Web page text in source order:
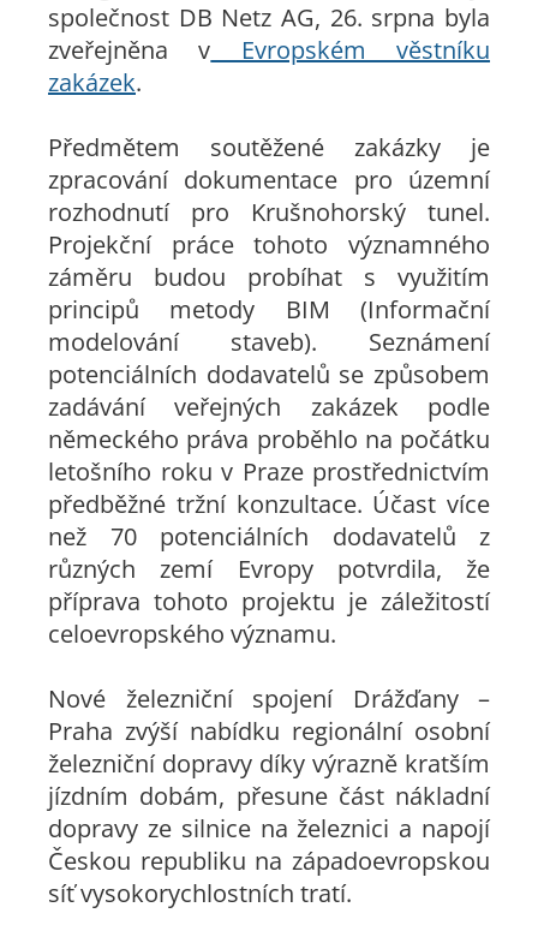
společnost DB Netz AG, 26. srpna byla
zveřejněna v Evropském věstníku
zakázek.
Předmětem soutěžené zakázky je
zpracování dokumentace pro územní
rozhodnutí pro Krušnohorský tunel.
Projekční práce tohoto významného
záměru budou probíhat s využitím
principů metody BIM (Informační
modelování staveb). Seznámení
potenciálních dodavatelů se způsobem
zadávání veřejných zakázek podle
německého práva proběhlo na počátku
letošního roku v Praze prostřednictvím
předběžné tržní konzultace. Účast více
než 70 potenciálních dodavatelů z
různých zemí Evropy potvrdila, že
příprava tohoto projektu je záležitostí
celoevropského významu.
Nové železniční spojení Drážďany –
Praha zvýší nabídku regionální osobní
železniční dopravy díky výrazně kratším
jízdním dobám, přesune část nákladní
dopravy ze silnice na železnici a napojí
Českou republiku na západoevropskou
síť vysokorychlostních tratí.